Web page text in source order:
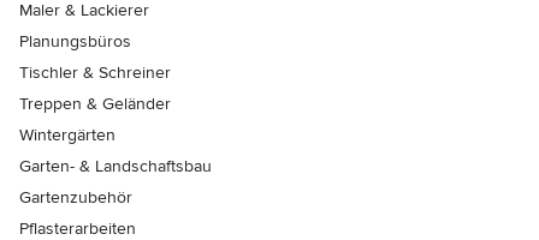
Maler & Lackierer
Planungsbüros
Tischler & Schreiner
Treppen & Geländer
Wintergärten
Garten- & Landschaftsbau
Gartenzubehör
Pflasterarbeiten